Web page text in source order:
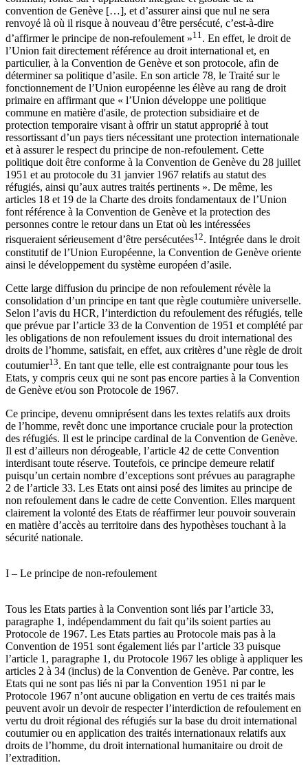
convention de Genève […], et d’assurer ainsi que nul ne sera
renvoyé là où il risque à nouveau d’être persécuté, c’est-à-dire
d’affirmer le principe de non-refoulement »11. En effet, le droit de
l’Union fait directement référence au droit international et, en
particulier, à la Convention de Genève et son protocole, afin de
déterminer sa politique d’asile. En son article 78, le Traité sur le
fonctionnement de l’Union européenne les élève au rang de droit
primaire en affirmant que « l’Union développe une politique
commune en matière d'asile, de protection subsidiaire et de
protection temporaire visant à offrir un statut approprié à tout
ressortissant d’un pays tiers nécessitant une protection internationale
et à assurer le respect du principe de non-refoulement. Cette
politique doit être conforme à la Convention de Genève du 28 juillet
1951 et au protocole du 31 janvier 1967 relatifs au statut des
réfugiés, ainsi qu’aux autres traités pertinents ». De même, les
articles 18 et 19 de la Charte des droits fondamentaux de l’Union
font référence à la Convention de Genève et la protection des
personnes contre le retour dans un Etat où les intéressées
risqueraient sérieusement d’être persécutées12. Intégrée dans le droit
constitutif de l’Union Européenne, la Convention de Genève oriente
ainsi le développement du système européen d’asile.
Cette large diffusion du principe de non refoulement révèle la
consolidation d’un principe en tant que règle coutumière universelle.
Selon l’avis du HCR, l’interdiction du refoulement des réfugiés, telle
que prévue par l’article 33 de la Convention de 1951 et complété par
les obligations de non refoulement issues du droit international des
droits de l’homme, satisfait, en effet, aux critères d’une règle de droit
coutumier13. En tant que telle, elle est contraignante pour tous les
Etats, y compris ceux qui ne sont pas encore parties à la Convention
de Genève et/ou son Protocole de 1967.
Ce principe, devenu omniprésent dans les textes relatifs aux droits
de l’homme, revêt donc une importance cruciale pour la protection
des réfugiés. Il est le principe cardinal de la Convention de Genève.
Il est d’ailleurs non dérogeable, l’article 42 de cette Convention
interdisant toute réserve. Toutefois, ce principe demeure relatif
puisqu’un certain nombre d’exceptions sont prévues au paragraphe
2 de l’article 33. Les Etats ont ainsi posé des limites au principe de
non refoulement dans le cadre de cette Convention. Elles marquent
clairement la volonté des Etats de réaffirmer leur pouvoir souverain
en matière d’accès au territoire dans des hypothèses touchant à la
sécurité nationale.
I – Le principe de non-refoulement
Tous les Etats parties à la Convention sont liés par l’article 33,
paragraphe 1, indépendamment du fait qu’ils soient parties au
Protocole de 1967. Les Etats parties au Protocole mais pas à la
Convention de 1951 sont également liés par l’article 33 puisque
l’article 1, paragraphe 1, du Protocole 1967 les oblige à appliquer les
articles 2 à 34 (inclus) de la Convention de Genève. Par contre, les
Etats qui ne sont pas liés ni par la Convention 1951 ni par le
Protocole 1967 n’ont aucune obligation en vertu de ces traités mais
peuvent avoir un devoir de respecter l’interdiction de refoulement en
vertu du droit régional des réfugiés sur la base du droit international
coutumier ou en application des traités internationaux relatifs aux
droits de l’homme, du droit international humanitaire ou droit de
l’extradition.